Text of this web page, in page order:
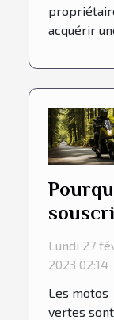
acquérir
à une
moto
?
Lundi 27
2023 02:14
Les motos
vertes